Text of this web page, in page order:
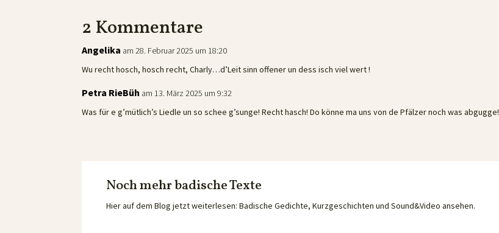
2 Kommentare
Angelika am 28. Februar 2025 um 18:20
Wu recht hosch, hosch recht, Charly…d’Leit sinn offener un dess isch viel wert !
Petra RieBüh am 13. März 2025 um 9:32
Was für e g’mütlich’s Liedle un so schee g’sunge! Recht hasch! Do könne ma uns von de Pfälzer noch was abgugge!
Noch mehr badische Texte
Hier auf dem Blog jetzt weiterlesen: Badische Gedichte, Kurzgeschichten und Sound&Video ansehen.